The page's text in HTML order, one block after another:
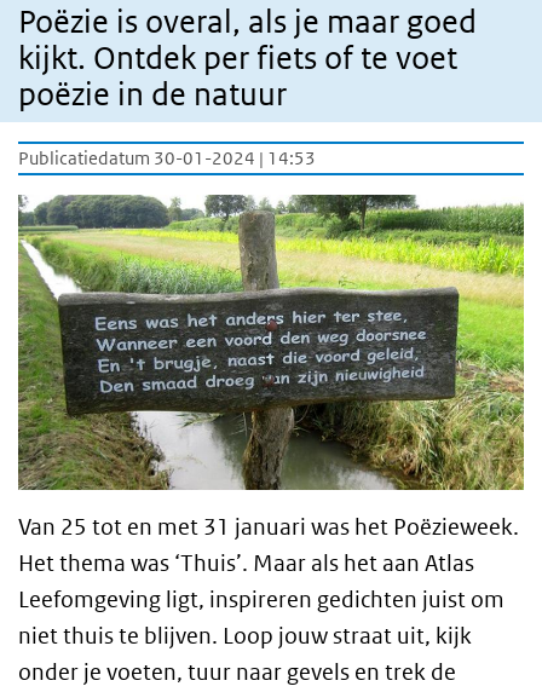
Poëzie is overal, als je maar goed
kijkt. Ontdek per fiets of te voet
poëzie in de natuur
Publicatiedatum 30-01-2024 | 14:53
Van 25 tot en met 31 januari was het Poëzieweek.
Het thema was ‘Thuis’. Maar als het aan Atlas
Leefomgeving ligt, inspireren gedichten juist om
niet thuis te blijven. Loop jouw straat uit, kijk
onder je voeten, tuur naar gevels en trek de